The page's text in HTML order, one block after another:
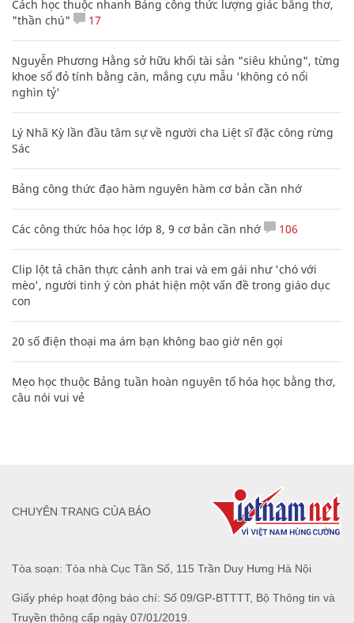
Cách học thuộc nhanh Bảng công thức lượng giác bằng thơ,
"thần chú"
17
Nguyễn Phương Hằng sở hữu khối tài sản "siêu khủng", từng
khoe sổ đỏ tính bằng cân, mắng cựu mẫu 'không có nổi
nghìn tỷ'
Lý Nhã Kỳ lần đầu tâm sự về người cha Liệt sĩ đặc công rừng
Sác
Bảng công thức đạo hàm nguyên hàm cơ bản cần nhớ
Các công thức hóa học lớp 8, 9 cơ bản cần nhớ 106
Clip lột tả chân thực cảnh anh trai và em gái như 'chó với
mèo', người tinh ý còn phát hiện một vấn đề trong giáo dục
con
20 số điện thoại ma ám bạn không bao giờ nên gọi
Mẹo học thuộc Bảng tuần hoàn nguyên tố hóa học bằng thơ,
câu nói vui vẻ
Tòa soạn: Tòa nhà Cục Tần Số, 115 Trần Duy Hưng Hà Nội
Giấy phép hoạt động báo chí: Số 09/GP-BTTTT, Bộ Thông tin và
Truyền thông cấp ngày 07/01/2019.
CHUYÊN TRANG CỦA BÁO